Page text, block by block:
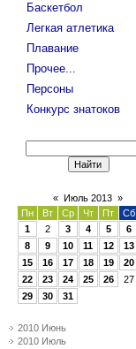
Баскетбол
Легкая атлетика
Плавание
Прочее...
Персоны
Конкурс знатоков
« Июль 2013 »
Пн
Вт Ср Чт Пт Сб
1
2 3 4 5 6
8
9 10 11 12 13
15
16 17 18 19 20
22
23 24 25 26 27
29
30 31
2010 Июнь
2010 Июль